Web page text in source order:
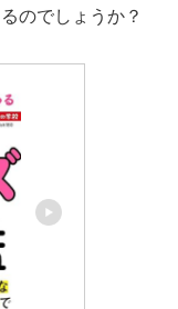
のでしょうか？